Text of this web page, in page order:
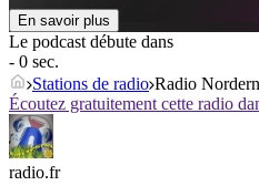
En savoir plus
Le podcast débute dans
- 0 sec.
Stations de radio Radio
Écoutez gratuitement cette radio
radio.fr